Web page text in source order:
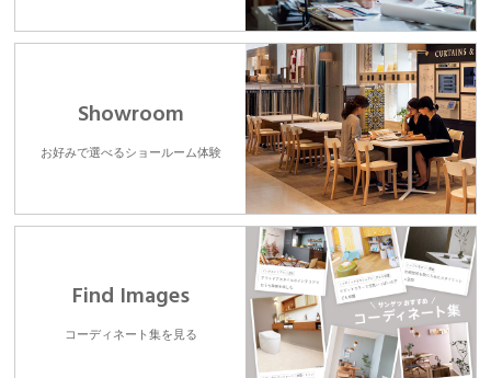
Showroom
お好みで選べるショールーム体験
Find Images
コーディネート集を見る